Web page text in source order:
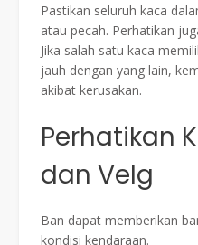
Pastikan seluruh kaca
atau pecah. Perhatikan
Jika salah satu kaca
jauh dengan yang lain,
akibat kerusakan.
Perhatikan
dan Velg
Ban dapat memberikan
kondisi kendaraan.